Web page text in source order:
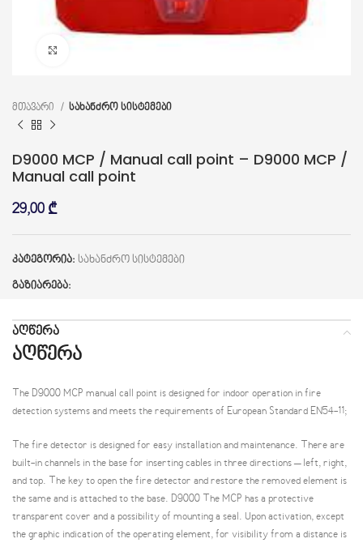
მთავარი სახანძრო სისტემები
D9000 MCP / Manual call point – D9000 MCP /
Manual call point
29,00 ₾
კატეგორია: სახანძრო სისტემები
გაზიარება:
ᲐᲦᲬᲔᲠᲐ
აღწერა
The D9000 MCP manual call point is designed for indoor operation in fire
detection systems and meets the requirements of European Standard EN54-11;
The fire detector is designed for easy installation and maintenance. There are
built-in channels in the base for inserting cables in three directions – left, right,
and top. The key to open the fire detector and restore the removed element is
the same and is attached to the base. D9000 The MCP has a protective
transparent cover and a possibility of mounting a seal. Upon activation, except
the graphic indication of the operating element, for visibility from a distance is